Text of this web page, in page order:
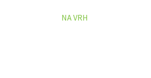
NA VRH